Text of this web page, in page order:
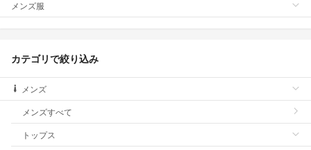
メンズ服
カテゴリで絞り込み
メンズ
メンズすべて
トップス